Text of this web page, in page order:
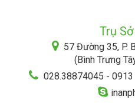
Trụ
57 Đường 35, P.
(Bình Trưng
028.38874045 -